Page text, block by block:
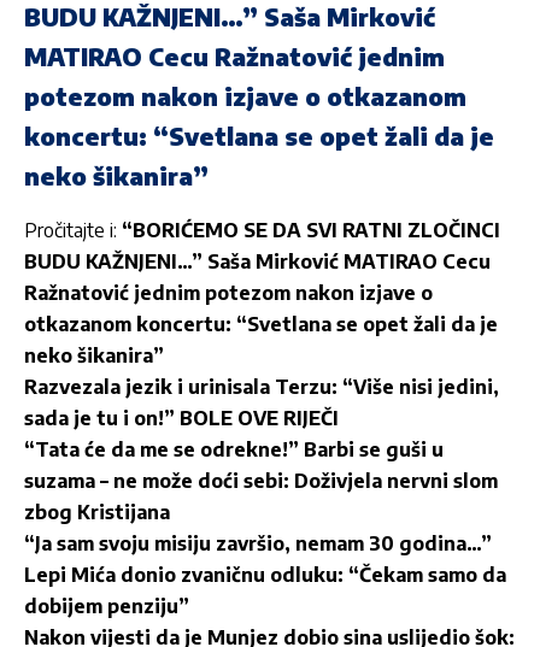
BUDU KAŽNJENI…” Saša Mirković
MATIRAO Cecu Ražnatović jednim
potezom nakon izjave o otkazanom
koncertu: “Svetlana se opet žali da je
neko šikanira”
Pročitajte i: “BORIĆEMO SE DA SVI RATNI ZLOČINCI
BUDU KAŽNJENI…” Saša Mirković MATIRAO Cecu
Ražnatović jednim potezom nakon izjave o
otkazanom koncertu: “Svetlana se opet žali da je
neko šikanira”
Razvezala jezik i urinisala Terzu: “Više nisi jedini,
sada je tu i on!” BOLE OVE RIJEČI
“Tata će da me se odrekne!” Barbi se guši u
suzama – ne može doći sebi: Doživjela nervni slom
zbog Kristijana
“Ja sam svoju misiju završio, nemam 30 godina…”
Lepi Mića donio zvaničnu odluku: “Čekam samo da
dobijem penziju”
Nakon vijesti da je Munjez dobio sina uslijedio šok: